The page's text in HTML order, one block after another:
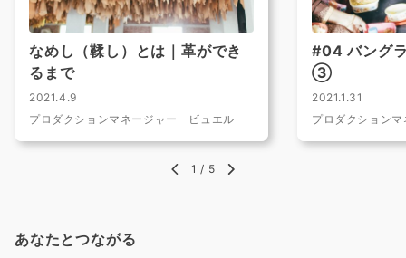
なめし（鞣し）とは｜革ができ
るまで
2021.4.9
プロダクションマネージャー ビュエル
#04 バング
③
2021.1.31
プロダクション
1 / 5
あなたとつながる